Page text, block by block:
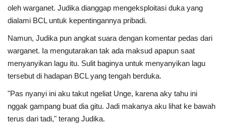
oleh warganet. Judika dianggap mengeksploitasi duka yang
dialami BCL untuk kepentingannya pribadi.
Namun, Judika pun angkat suara dengan komentar pedas dari
warganet. Ia mengutarakan tak ada maksud apapun saat
menyanyikan lagu itu. Sulit baginya untuk menyanyikan lagu
tersebut di hadapan BCL yang tengah berduka.
"Pas nyanyi ini aku takut ngeliat Unge, karena aky tahu ini
nggak gampang buat dia gitu. Jadi makanya aku lihat ke bawah
terus dari tadi," terang Judika.